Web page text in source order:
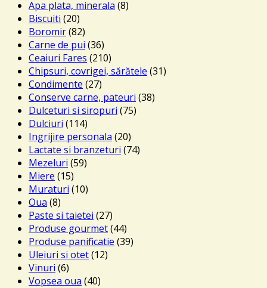
Apa plata, minerala (8)
Biscuiti (20)
Boromir(82)
Carne de pui (36)
Ceaiuri Fares (210)
Chipsuri, covrigei, sărătele (31)
Condimente (27)
Conserve carne, pateuri (38)
Dulceturi si siropuri (75)
Dulciuri (114)
Ingrijire personala (20)
Lactate si branzeturi (74)
Mezeluri (59)
Miere (15)
Muraturi (10)
Oua (8)
Paste si taietei (27)
Produse gourmet(44)
Produse panificatie (39)
Uleiuri si otet(12)
Vinuri (6)
Vopsea oua (40)